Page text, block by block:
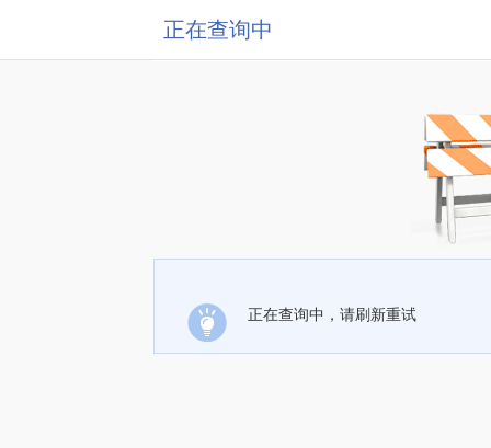
正在查询中
正在查询中，请刷新重试